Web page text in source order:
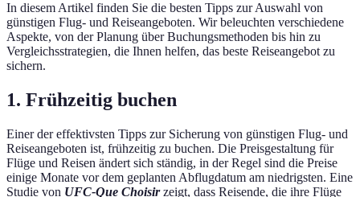
In diesem Artikel finden Sie die besten Tipps zur Auswahl von
günstigen Flug- und Reiseangeboten. Wir beleuchten verschiedene
Aspekte, von der Planung über Buchungsmethoden bis hin zu
Vergleichsstrategien, die Ihnen helfen, das beste Reiseangebot zu
sichern.
1. Frühzeitig buchen
Einer der effektivsten Tipps zur Sicherung von günstigen Flug- und
Reiseangeboten ist, frühzeitig zu buchen. Die Preisgestaltung für
Flüge und Reisen ändert sich ständig, in der Regel sind die Preise
einige Monate vor dem geplanten Abflugdatum am niedrigsten. Eine
Studie von UFC-Que Choisirzeigt, dass Reisende, die ihre Flüge